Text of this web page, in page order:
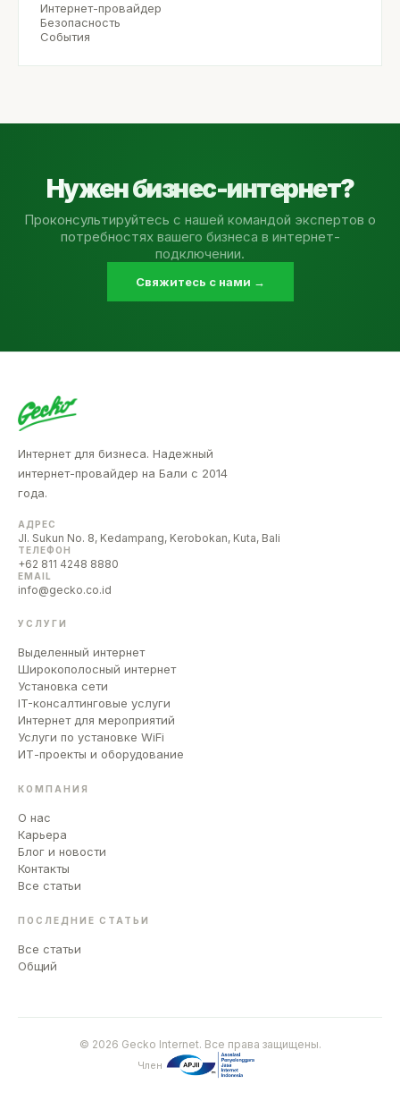
Интернет-провайдер
Безопасность
События
Нужен бизнес-интернет?
Проконсультируйтесь с нашей командой экспертов о
потребностях вашего бизнеса в интернет-
подключении.
Свяжитесь с нами →
Интернет для бизнеса. Надежный
интернет-провайдер на Бали с 2014
года.
АДРЕС
Jl. Sukun No. 8, Kedampang, Kerobokan, Kuta, Bali
ТЕЛЕФОН
+62 811 4248 8880
EMAIL
info@gecko.co.id
УСЛУГИ
Выделенный интернет
Широкополосный интернет
Установка сети
IT-консалтинговые услуги
Интернет для мероприятий
Услуги по установке WiFi
ИТ-проекты и оборудование
КОМПАНИЯ
О нас
Карьера
Блог и новости
Контакты
Все статьи
ПОСЛЕДНИЕ СТАТЬИ
Все статьи
Общий
© 2026 Gecko Internet. Все права защищены.
Член